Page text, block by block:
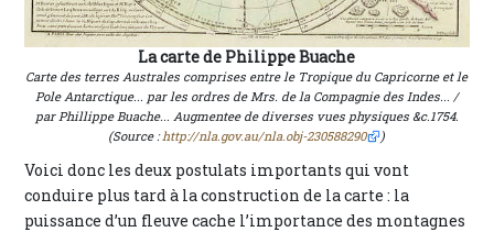
La carte de Philippe Buache
Carte des terres Australes comprises entre le Tropique du Capricorne et le
Pole Antarctique... par les ordres de Mrs. de la Compagnie des Indes... /
par Phillippe Buache... Augmentee de diverses vues physiques &c.1754.
(Source :http://nla.gov.au/nla.obj-230588290 )
Voici donc les deux postulats importants qui vont
conduire plus tard à la construction de la carte : la
puissance d’un fleuve cache l’importance des montagnes